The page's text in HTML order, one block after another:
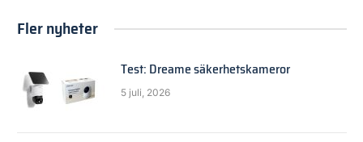
Fler nyheter
Test: Dreame säkerhetskameror
5 juli, 2026